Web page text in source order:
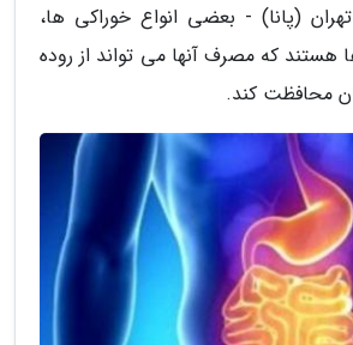
(پانا) - بعضی انواع خوراکی ها،
هستند که مصرف آنها می تواند از روده
محافظت کند.